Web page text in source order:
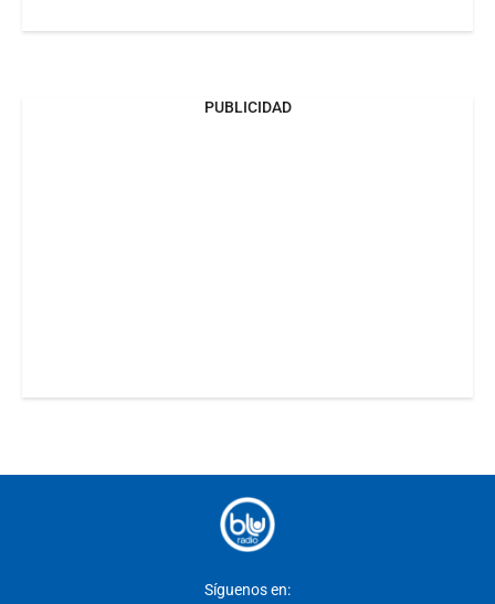
PUBLICIDAD
Síguenos en: